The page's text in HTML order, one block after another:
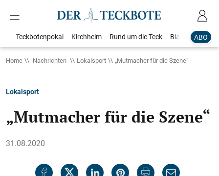
ABO
Teckbotenpokal Kirchheim Rund um die Teck Blaulicht
Home Nachrichten Lokalsport „Mutmacher für die Szene“
Lokalsport
„Mutmacher für die Szene“
31.08.2020